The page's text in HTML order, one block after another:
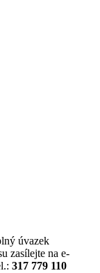
úvazek
zasílejte na e-
317 779 110